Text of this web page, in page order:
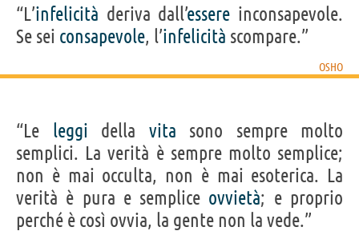
“L’infelicità deriva dall’essere inconsapevole.
Se sei consapevole, l’infelicità scompare.”
OSHO
“Le leggi della vita sono sempre molto
semplici. La verità è sempre molto semplice;
non è mai occulta, non è mai esoterica. La
verità è pura e semplice ovvietà; e proprio
perché è così ovvia, la gente non la vede.”